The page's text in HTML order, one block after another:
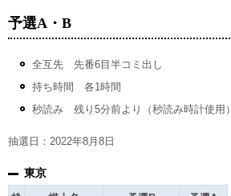
予選A・B
全互先 先番6目半コミ出し
持ち時間 各1時間
秒読み 残り5分前より（秒読み時計使用）
抽選日：2022年8月8日
東京